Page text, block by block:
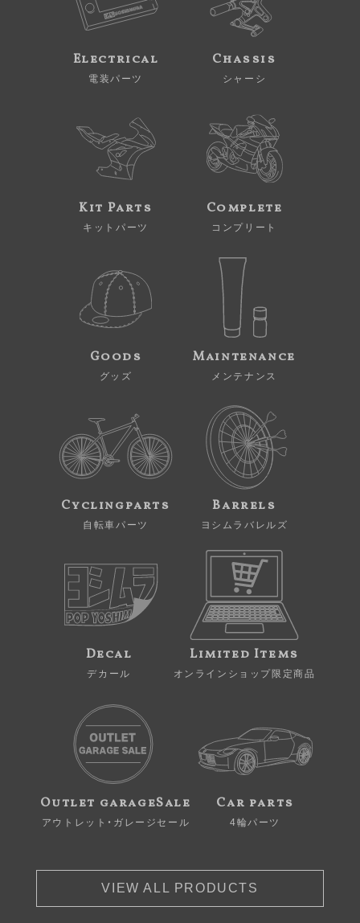
Electrical
電装パーツ
Chassis
シャーシ
Kit Parts
キットパーツ
Complete
コンプリート
Goods
グッズ
Maintenance
メンテナンス
Cyclingparts
自転車パーツ
Barrels
ヨシムラバレルズ
Decal
デカール
Limited Items
オンラインショップ限定商品
Outlet garageSale
アウトレット・ガレージセール
Car parts
4輪パーツ
VIEW ALL PRODUCTS